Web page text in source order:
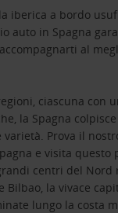
iberica a bordo
auto in Spagna
al
ciascuna con
la Spagna
varietà. Prova il
e visita questo
centri del Nord
Bilbao, la vivace
lungo la costa